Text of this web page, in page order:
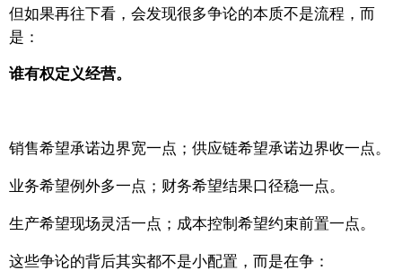
但如果再往下看，会发现很多争论的本质不是流程， 而
是：
谁有权定义经营。
销售希望承诺边界宽一点； 供应链希望承诺边界收一点。
业务希望例外多一点； 财务希望结果口径稳一点。
生产希望现场灵活一点； 成本控制希望约束前置一点。
这些争论的背后其实都不是小配置， 而是在争：